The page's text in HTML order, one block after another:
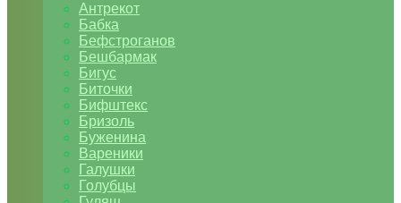
Антрекот
Бабка
Бефстроганов
Бешбармак
Бигус
Биточки
Бифштекс
Бризоль
Буженина
Вареники
Галушки
Голубцы